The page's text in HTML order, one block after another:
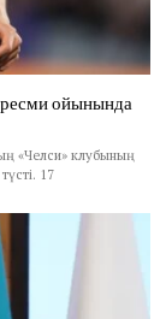
ойынында
«Челси» клубының
17